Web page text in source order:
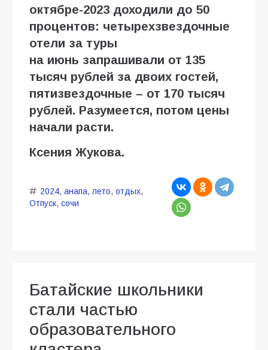
октябре-2023 доходили до 50
процентов: четырехзвездочные
отели за туры
на июнь запрашивали от 135
тысяч рублей за двоих гостей,
пятизвездочные – от 170 тысяч
рублей. Разумеется, потом цены
начали расти.
Ксения Жукова.
2024, анапа, лето, отдых,
Отпуск, сочи
Батайские школьники
стали частью
образовательного